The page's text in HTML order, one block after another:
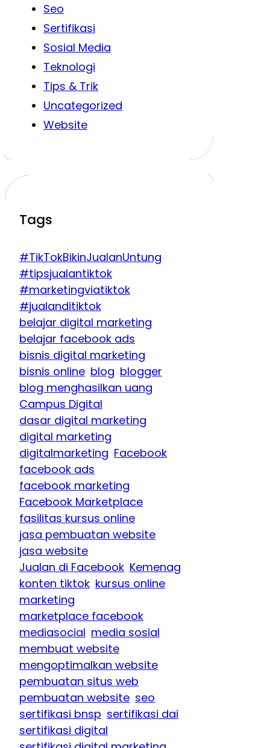
Seo
Sertifikasi
Sosial Media
Teknologi
Tips & Trik
Uncategorized
Website
Tags
#TikTokBikinJualanUntung
#tipsjualantiktok
#marketingviatiktok
#jualanditiktok
belajar digital marketing
belajar facebook ads
bisnis digital marketing
bisnis online blog blogger
blog menghasilkan uang
Campus Digital
dasar digital marketing
digital marketing
digitalmarketing Facebook
facebook ads
facebook marketing
Facebook Marketplace
fasilitas kursus online
jasa pembuatan website
jasa website
Jualan di Facebook Kemenag
konten tiktok kursus online
marketing
marketplace facebook
mediasocial media sosial
membuat website
mengoptimalkan website
pembuatan situs web
pembuatan website seo
sertifikasi bnsp sertifikasi dai
sertifikasi digital